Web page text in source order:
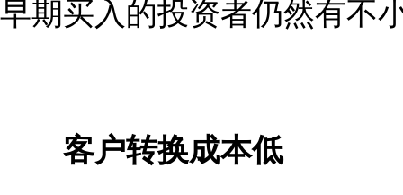
早期买入的投资者仍然有不
客户转换成本低